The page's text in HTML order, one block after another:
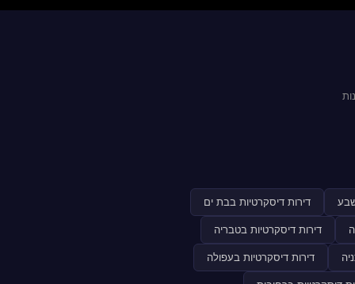
דירות דיסקרטיות בבת ים
דירות דיסקרטיות בטבריה
דירות דיסקרטיות בעפולה